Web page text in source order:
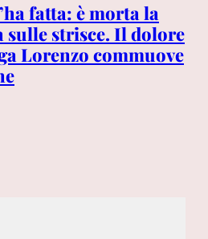
fatta: è morta la
sulle strisce. Il dolore
Lorenzo commuove